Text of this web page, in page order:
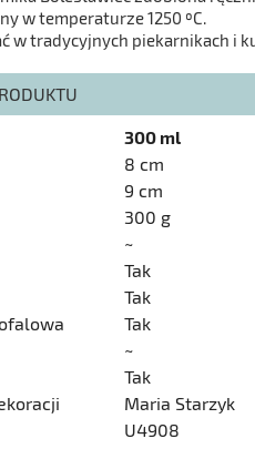
w temperaturze 1250 ºC.
w tradycyjnych piekarnikach i
300 ml
8 cm
9 cm
300 g
~
Tak
Tak
Tak
~
Tak
Maria Starzyk
U4908